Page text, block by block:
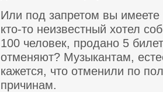
Или под запретом вы имеете
кто-то неизвестный хотел
100 человек, продано 5
отменяют? Музыкантам,
кажется, что отменили по
причинам.